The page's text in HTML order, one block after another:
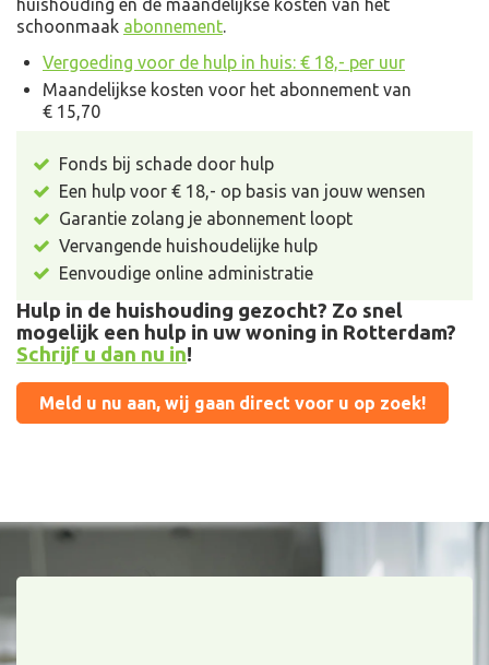
huishouding en de maandelijkse kosten van het
schoonmaak abonnement.
Vergoeding voor de hulp in huis: € 18,- per uur
Maandelijkse kosten voor het abonnement van
€ 15,70
Fonds bij schade door hulp
Een hulp voor € 18,- op basis van jouw wensen
Garantie zolang je abonnement loopt
Vervangende huishoudelijke hulp
Eenvoudige online administratie
Hulp in de huishouding gezocht? Zo snel
mogelijk een hulp in uw woning in Rotterdam?
Schrijf u dan nu in!
Meld u nu aan, wij gaan direct voor u op zoek!